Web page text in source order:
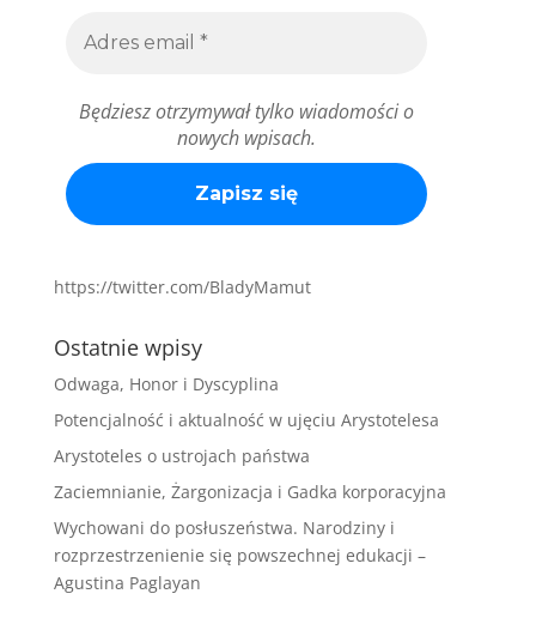
Będziesz otrzymywał tylko wiadomości o
nowych wpisach.
https://twitter.com/BladyMamut
Ostatnie wpisy
Odwaga, Honor i Dyscyplina
Potencjalność i aktualność w ujęciu Arystotelesa
Arystoteles o ustrojach państwa
Zaciemnianie, Żargonizacja i Gadka korporacyjna
Wychowani do posłuszeństwa. Narodziny i
rozprzestrzenienie się powszechnej edukacji –
Agustina Paglayan